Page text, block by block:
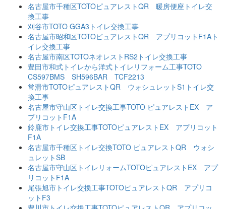
名古屋市千種区TOTOピュアレストQR 暖房便座トイレ交
換工事
刈谷市TOTO GGA3トイレ交換工事
名古屋市昭和区TOTOピュアレストQR アプリコットF1Aト
イレ交換工事
名古屋市南区TOTOネオレストRS2トイレ交換工事
豊田市和式トイレから洋式トイレリフォーム工事TOTO
CS597BMS SH596BAR TCF2213
常滑市TOTOピュアレストQR ウォシュレットS1トイレ交
換工事
名古屋市守山区トイレ交換工事TOTO ピュアレストEX ア
プリコットF1A
鈴鹿市トイレ交換工事TOTOピュアレストEX アプリコット
F1A
名古屋市千種区トイレ交換TOTO ピュアレストQR ウォシ
ュレットSB
名古屋市守山区トイレリォームTOTOピュアレストEX アプ
リコットF1A
尾張旭市トイレ交換工事TOTOピュアレストQR アプリコ
ットF3